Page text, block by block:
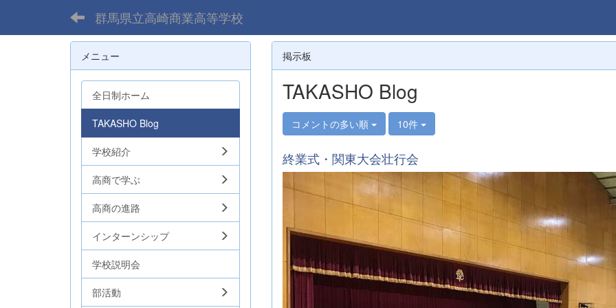
群馬県立高崎商業高等学校
掲示板
TAKASHO Blog
コメントの多い順 10件
終業式・関東大会壮行会
メニュー
全日制ホーム
TAKASHO Blog
学校紹介
高商で学ぶ
高商の進路
インターンシップ
学校説明会
部活動